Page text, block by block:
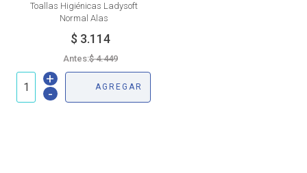
Toallas Higiénicas Ladysoft
Normal Alas
Antes:
+
-
AGREGAR